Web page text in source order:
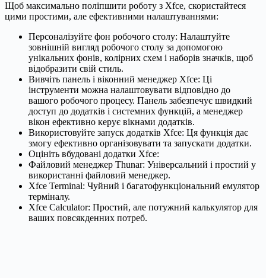
Щоб максимально поліпшити роботу з Xfce, скористайтеся
цими простими, але ефективними налаштуваннями:
Персоналізуйте фон робочого столу: Налаштуйте
зовнішній вигляд робочого столу за допомогою
унікальних фонів, колірних схем і наборів значків, щоб
відобразити свій стиль.
Вивчіть панель і віконний менеджер Xfce: Ці
інструменти можна налаштовувати відповідно до
вашого робочого процесу. Панель забезпечує швидкий
доступ до додатків і системних функцій, а менеджер
вікон ефективно керує вікнами додатків.
Використовуйте запуск додатків Xfce: Ця функція дає
змогу ефективно організовувати та запускати додатки.
Оцініть вбудовані додатки Xfce:
Файловий менеджер Thunar: Універсальний і простий у
використанні файловий менеджер.
Xfce Terminal: Чуйний і багатофункціональний емулятор
терміналу.
Xfce Calculator: Простий, але потужний калькулятор для
ваших повсякденних потреб.